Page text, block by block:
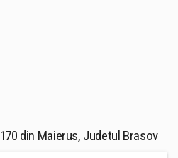
din Maierus, Judetul Brasov